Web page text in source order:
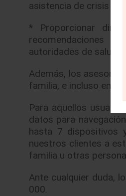
asistencia de crisis
* Proporcionar
recomendaciones
autoridades de salud1.
Además, los
familia, e incluso
Para aquellos
datos para
hasta 7 dispositivos
nuestros clientes a
familia u otras
Ante cualquier duda,
000.